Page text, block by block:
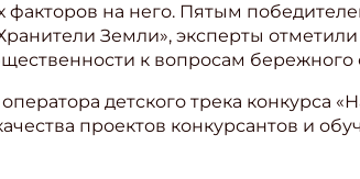
на него. Пятым
Земли», эксперты
к вопросам
детского трека конкурса
проектов конкурсантов и